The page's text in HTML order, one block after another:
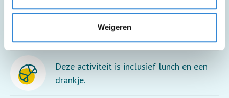
Weigeren
Deze activiteit is inclusief lunch en een
drankje.